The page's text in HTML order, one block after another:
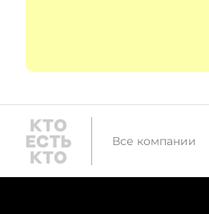
Все компании